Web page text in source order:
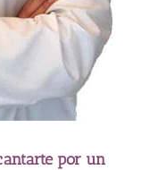
por un